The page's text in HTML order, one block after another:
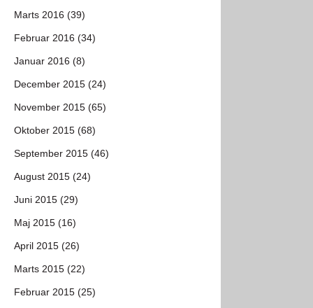
Marts 2016 (39)
Februar 2016 (34)
Januar 2016 (8)
December 2015 (24)
November 2015 (65)
Oktober 2015 (68)
September 2015 (46)
August 2015 (24)
Juni 2015 (29)
Maj 2015 (16)
April 2015 (26)
Marts 2015 (22)
Februar 2015 (25)